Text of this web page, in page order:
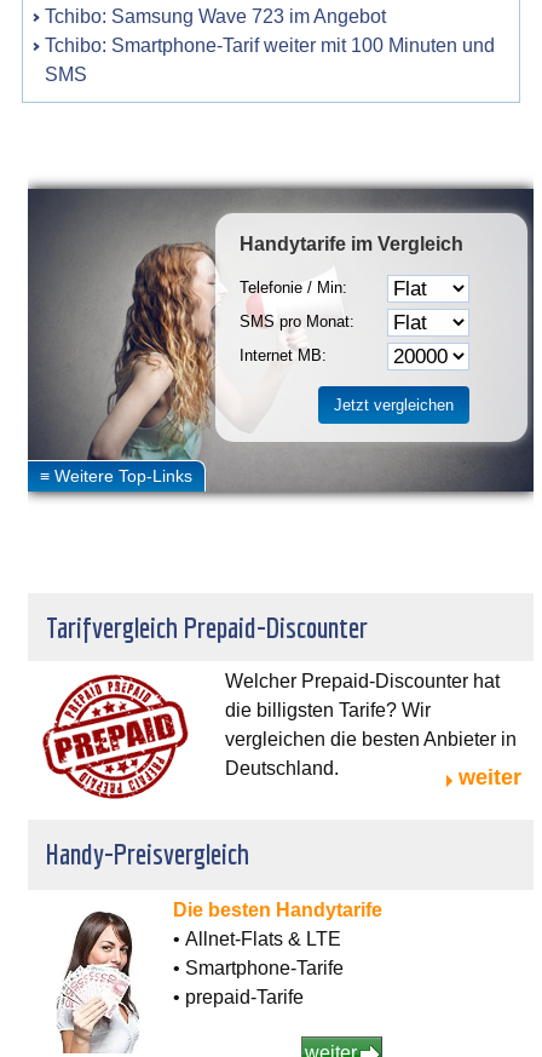
Tchibo: Samsung Wave 723 im Angebot
Tchibo: Smartphone-Tarif weiter mit 100 Minuten und
SMS
Handytarife im Vergleich
Telefonie / Min:
SMS pro Monat:
Internet MB:
Tarifvergleich Prepaid-Discounter
Welcher Prepaid-Discounter hat
die billigsten Tarife? Wir
vergleichen die besten Anbieter in
Deutschland.
weiter
Handy-Preisvergleich
Die besten Handytarife
• Allnet-Flats & LTE
• Smartphone-Tarife
• prepaid-Tarife